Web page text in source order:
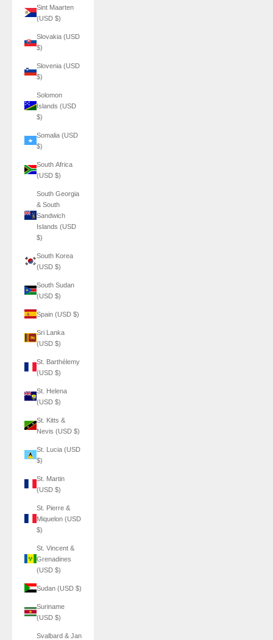
Sint Maarten
(USD $)
Slovakia (USD
$)
Slovenia (USD
$)
Solomon
Islands (USD
$)
Somalia (USD
$)
South Africa
(USD $)
South Georgia
& South
Sandwich
Islands (USD
$)
South Korea
(USD $)
South Sudan
(USD $)
Spain (USD $)
Sri Lanka
(USD $)
St. Barthélemy
(USD $)
St. Helena
(USD $)
St. Kitts &
Nevis (USD $)
St. Lucia (USD
$)
St. Martin
(USD $)
St. Pierre &
Miquelon (USD
$)
St. Vincent &
Grenadines
(USD $)
Sudan (USD $)
Suriname
(USD $)
Svalbard & Jan